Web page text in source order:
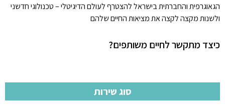
הגאוגרפית והחברתית בישראל להצטרף לעולם הדיגיטלי – טכנולוגי חדשני
ולשנות מקצה לקצה את מציאות החיים שלהם
כיצד מתקשר לחיים משותפים?
סוג שירות